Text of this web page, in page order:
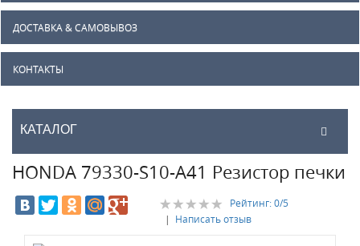
ДОСТАВКА & САМОВЫВОЗ
КОНТАКТЫ
КАТАЛОГ
HONDA 79330-S10-A41 Резистор печки
Рейтинг:0/5
| Написать отзыв